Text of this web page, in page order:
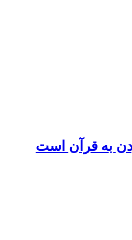
به قرآن است